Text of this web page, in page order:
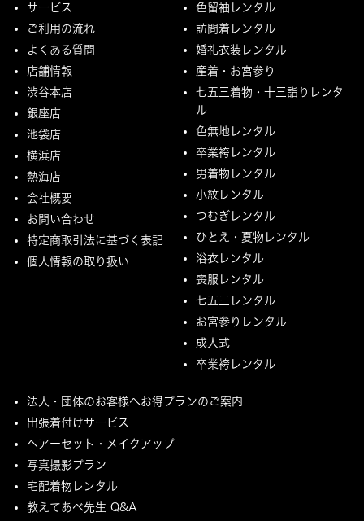
サービス
ご利用の流れ
よくある質問
店舗情報
渋谷本店
銀座店
池袋店
横浜店
熱海店
会社概要
お問い合わせ
特定商取引法に基づく表記
個人情報の取り扱い
色留袖レンタル
訪問着レンタル
婚礼衣装レンタル
産着・お宮参り
七五三着物・十三詣りレンタ
ル
色無地レンタル
卒業袴レンタル
男着物レンタル
小紋レンタル
つむぎレンタル
ひとえ・夏物レンタル
浴衣レンタル
喪服レンタル
七五三レンタル
お宮参りレンタル
成人式
卒業袴レンタル
法人・団体のお客様へお得プランのご案内
出張着付けサービス
ヘアーセット・メイクアップ
写真撮影プラン
宅配着物レンタル
教えてあべ先生 Q&A